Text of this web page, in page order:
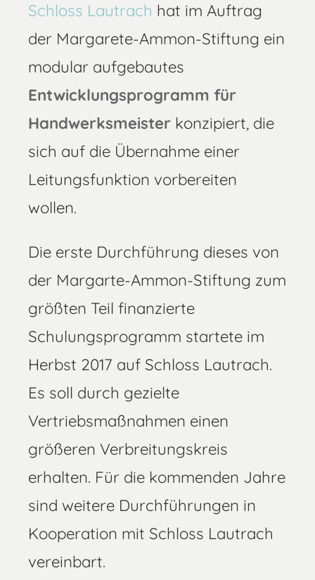
Schloss Lautrach hat im Auftrag
der Margarete-Ammon-Stiftung ein
modular aufgebautes
Entwicklungsprogramm für
Handwerksmeister konzipiert, die
sich auf die Übernahme einer
Leitungsfunktion vorbereiten
wollen.
Die erste Durchführung dieses von
der Margarte-Ammon-Stiftung zum
größten Teil finanzierte
Schulungsprogramm startete im
Herbst 2017 auf Schloss Lautrach.
Es soll durch gezielte
Vertriebsmaßnahmen einen
größeren Verbreitungskreis
erhalten. Für die kommenden Jahre
sind weitere Durchführungen in
Kooperation mit Schloss Lautrach
vereinbart.